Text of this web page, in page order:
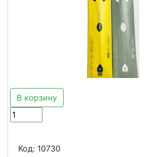
В корзину
Код: 10730